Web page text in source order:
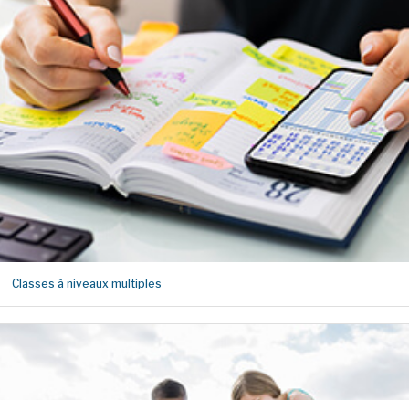
Classes à niveaux multiples